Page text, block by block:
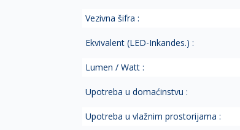
Vezivna šifra :
Ekvivalent (LED-Inkandes.) :
Lumen / Watt :
Upotreba u domaćinstvu :
Upotreba u vlažnim prostorijama :